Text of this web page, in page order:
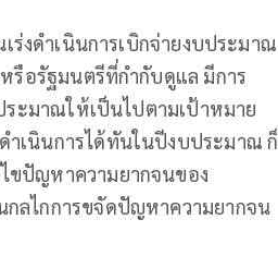
ร่งดำเนินการเบิกจ่ายงบประมาณ
รือรัฐมนตรีที่กำกับดูแล มีการ
ระมาณให้เป็นไปตามเป้าหมาย
ำเนินการได้ทันในปีงบประมาณ ก็
ขปัญหาความยากจนของ
ลไกการขจัดปัญหาความยากจน